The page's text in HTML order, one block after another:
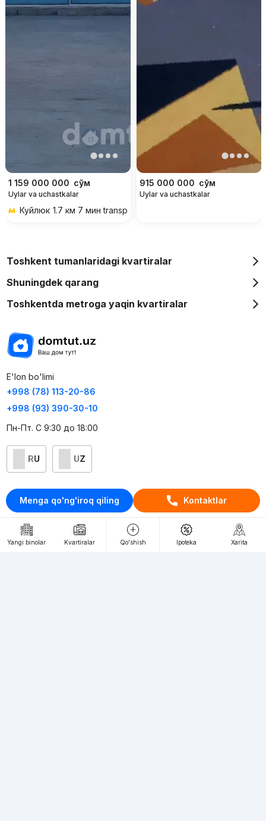
Menga qo'ng'iroq qiling Kontaktlar
1 159 000 000 сўм
Uylar va uchastkalar
Куйлюк 1.7 км 7 мин transportda
915 000 000 сўм
Uylar va uchastkalar
Yangi binolar Kvartiralar Qo'shish Ipoteka Xarita
Toshkent tumanlaridagi kvartiralar
Shuningdek qarang
Toshkentda metroga yaqin kvartiralar
E'lon bo'limi
+998 (78) 113-20-86
+998 (93) 390-30-10
Пн-Пт. С 9:30 до 18:00
RU UZ
Kontaktlar
loyiha haqida
Webnow © loyihasi